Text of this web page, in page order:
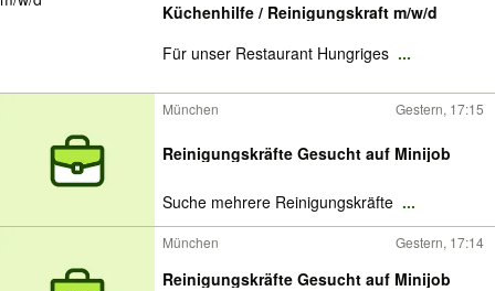
Küchenhilfe / Reinigungskraft m/w/d
Für unser Restaurant Hungriges ...
München Gestern, 17:15
Reinigungskräfte Gesucht auf Minijob
Suche mehrere Reinigungskräfte ...
München Gestern, 17:14
Reinigungskräfte Gesucht auf Minijob